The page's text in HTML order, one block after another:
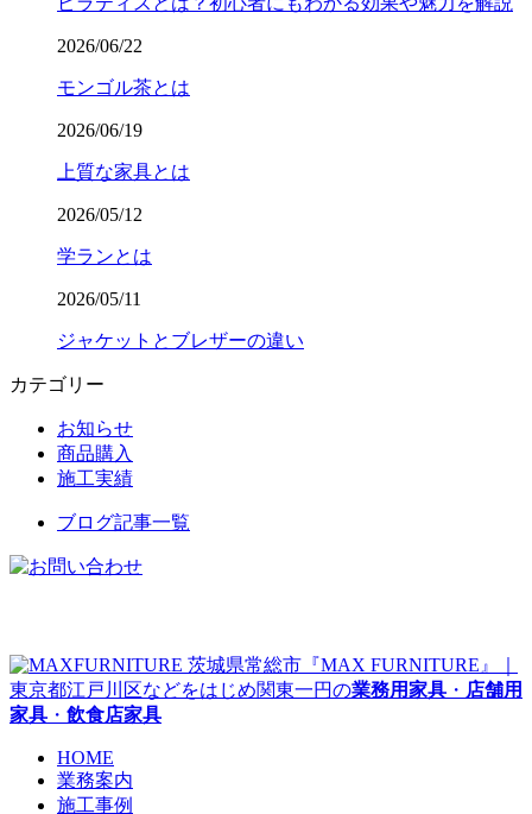
2026/06/22
モンゴル茶とは
2026/06/19
上質な家具とは
2026/05/12
学ランとは
2026/05/11
ジャケットとブレザーの違い
カテゴリー
お知らせ
商品購入
施工実績
ブログ記事一覧
茨城県常総市『MAX FURNITURE』｜
東京都江戸川区などをはじめ関東一円の業務用家具 ・ 店舗用
家具 ・ 飲食店家具
HOME
業務案内
施工事例